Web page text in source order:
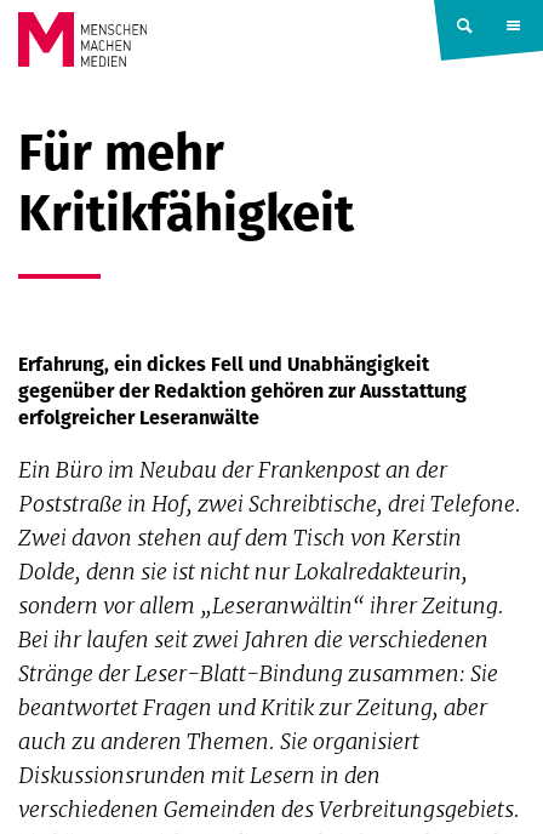
Springe zum Inhalt
MACHEN
MEDIEN
Für mehr
Kritikfähigkeit
Erfahrung, ein dickes Fell und Unabhängigkeit
gegenüber der Redaktion gehören zur Ausstattung
erfolgreicher Leseranwälte
Ein Büro im Neubau der Frankenpost an der
Poststraße in Hof, zwei Schreibtische, drei Telefone.
Zwei davon stehen auf dem Tisch von Kerstin
Dolde, denn sie ist nicht nur Lokalredakteurin,
sondern vor allem „Leseranwältin“ ihrer Zeitung.
Bei ihr laufen seit zwei Jahren die verschiedenen
Stränge der Leser-Blatt-Bindung zusammen: Sie
beantwortet Fragen und Kritik zur Zeitung, aber
auch zu anderen Themen. Sie organisiert
Diskussionsrunden mit Lesern in den
verschiedenen Gemeinden des Verbreitungsgebiets.